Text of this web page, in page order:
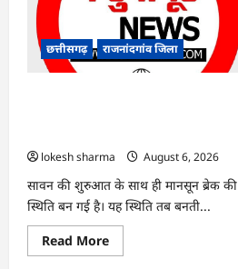
चाकू
जानलेवा
हमला,
चार
आरोपी
छत्तीसगढ़ राजनांदगांव जिला
lokesh sharma
August 6, 2026
सावन की शुरुआत के साथ ही मानसून ब्रेक की
स्थिति बन गई है। यह स्थिति तब बनती...
Read MoreRead
more